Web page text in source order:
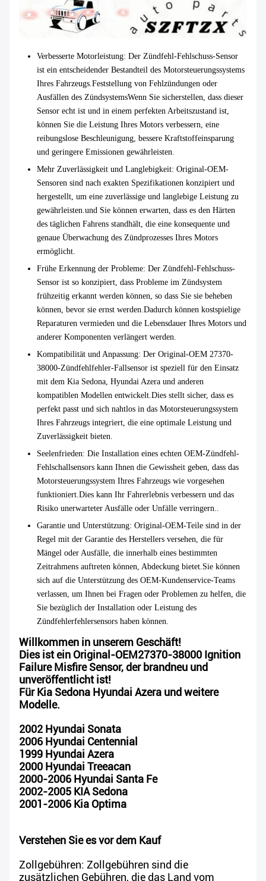
Verbesserte Motorleistung: Der Zündfehl-Fehlschuss-Sensor
ist ein entscheidender Bestandteil des Motorsteuerungssystems
Ihres Fahrzeugs.Feststellung von Fehlzündungen oder
Ausfällen des ZündsystemsWenn Sie sicherstellen, dass dieser
Sensor echt ist und in einem perfekten Arbeitszustand ist,
können Sie die Leistung Ihres Motors verbessern, eine
reibungslose Beschleunigung, bessere Kraftstoffeinsparung
und geringere Emissionen gewährleisten.
Mehr Zuverlässigkeit und Langlebigkeit: Original-OEM-
Sensoren sind nach exakten Spezifikationen konzipiert und
hergestellt, um eine zuverlässige und langlebige Leistung zu
gewährleisten.und Sie können erwarten, dass es den Härten
des täglichen Fahrens standhält, die eine konsequente und
genaue Überwachung des Zündprozesses Ihres Motors
ermöglicht.
Frühe Erkennung der Probleme: Der Zündfehl-Fehlschuss-
Sensor ist so konzipiert, dass Probleme im Zündsystem
frühzeitig erkannt werden können, so dass Sie sie beheben
können, bevor sie ernst werden.Dadurch können kostspielige
Reparaturen vermieden und die Lebensdauer Ihres Motors und
anderer Komponenten verlängert werden.
Kompatibilität und Anpassung: Der Original-OEM 27370-
38000-Zündfehlfehler-Fallsensor ist speziell für den Einsatz
mit dem Kia Sedona, Hyundai Azera und anderen
kompatiblen Modellen entwickelt.Dies stellt sicher, dass es
perfekt passt und sich nahtlos in das Motorsteuerungssystem
Ihres Fahrzeugs integriert, die eine optimale Leistung und
Zuverlässigkeit bieten.
Seelenfrieden: Die Installation eines echten OEM-Zündfehl-
Fehlschallsensors kann Ihnen die Gewissheit geben, dass das
Motorsteuerungssystem Ihres Fahrzeugs wie vorgesehen
funktioniert.Dies kann Ihr Fahrerlebnis verbessern und das
Risiko unerwarteter Ausfälle oder Unfälle verringern..
Garantie und Unterstützung: Original-OEM-Teile sind in der
Regel mit der Garantie des Herstellers versehen, die für
Mängel oder Ausfälle, die innerhalb eines bestimmten
Zeitrahmens auftreten können, Abdeckung bietet.Sie können
sich auf die Unterstützung des OEM-Kundenservice-Teams
verlassen, um Ihnen bei Fragen oder Problemen zu helfen, die
Sie bezüglich der Installation oder Leistung des
Zündfehlerfehlersensors haben können.
Willkommen in unserem Geschäft!
Dies ist ein Original-OEM27370-38000 Ignition
Failure Misfire Sensor, der brandneu und
unveröffentlicht ist!
Für Kia Sedona Hyundai Azera und weitere
Modelle.
2002 Hyundai Sonata
2006 Hyundai Centennial
1999 Hyundai Azera
2000 Hyundai Treeacan
2000-2006 Hyundai Santa Fe
2002-2005 KIA Sedona
2001-2006 Kia Optima
Verstehen Sie es vor dem Kauf
Zollgebühren: Zollgebühren sind die
zusätzlichen Gebühren, die das Land vom